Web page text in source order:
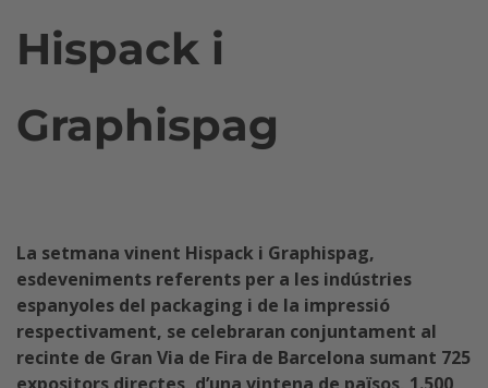
Hispack i
Graphispag
La setmana vinent Hispack i Graphispag,
esdeveniments referents per a les indústries
espanyoles del packaging i de la impressió
respectivament, se celebraran conjuntament al
recinte de Gran Via de Fira de Barcelona sumant 725